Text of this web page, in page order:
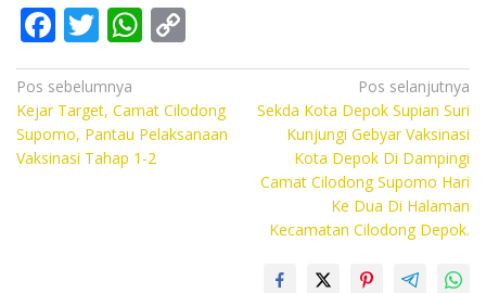
F
ac
e
b
o
T
w
itt
er
W
h
at
s
A
o
p
y
Navigasi
pos
Pos sebelumnya
Kejar Target, Camat Cilodong
Supomo, Pantau Pelaksanaan
Vaksinasi Tahap 1-2
Pos selanjutnya
Sekda Kota Depok Supian Suri
Kunjungi Gebyar Vaksinasi
Kota Depok Di Dampingi
Camat Cilodong Supomo Hari
Ke Dua Di Halaman
Kecamatan Cilodong Depok.